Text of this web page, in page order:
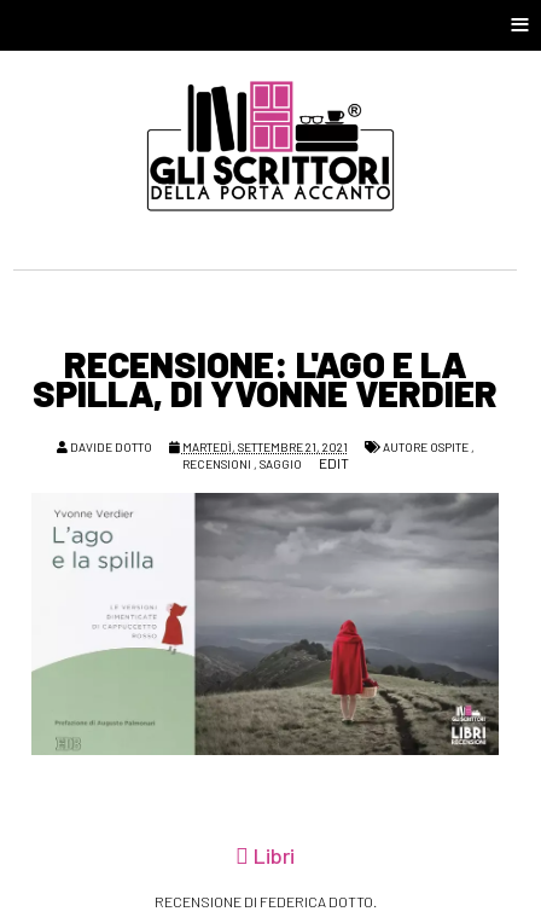
≡
RECENSIONE: L'AGO E LA
SPILLA, DI YVONNE VERDIER
DAVIDE DOTTO MARTEDÌ, SETTEMBRE 21, 2021 AUTORE OSPITE,
RECENSIONI , SAGGIO EDIT
Libri
RECENSIONE DI FEDERICA DOTTO.